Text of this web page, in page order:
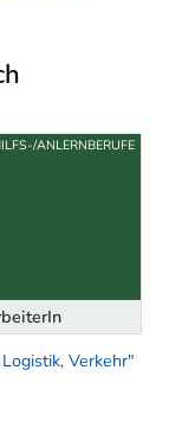
HILFS-/ANLERNBERUFE
Verkehr"